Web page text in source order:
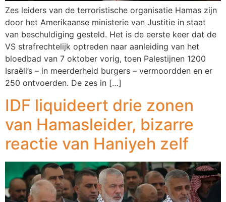
Zes leiders van de terroristische organisatie Hamas zijn
door het Amerikaanse ministerie van Justitie in staat
van beschuldiging gesteld. Het is de eerste keer dat de
VS strafrechtelijk optreden naar aanleiding van het
bloedbad van 7 oktober vorig, toen Palestijnen 1200
Israëli’s – in meerderheid burgers – vermoordden en er
250 ontvoerden. De zes in […]
IDF liquideert drie zonen
van Hamasleider, bizarre
reactie van Haniyeh zelf